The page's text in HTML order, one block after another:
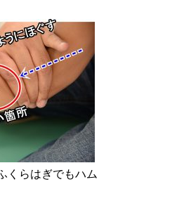
くらはぎでもハム